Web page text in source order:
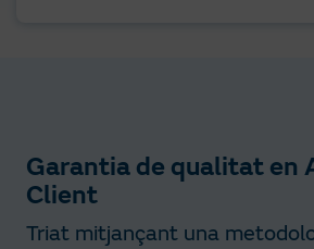
Garantia de qualitat en
Client
Triat mitjançant una